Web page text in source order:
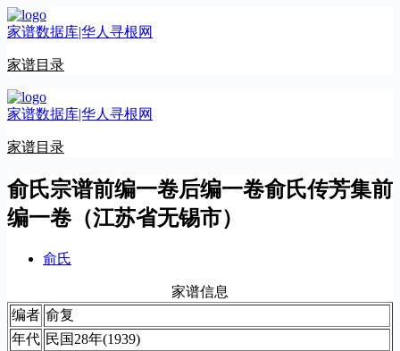
跳
至
容
家谱数据库|华人寻根网
家谱目录
家谱数据库|华人寻根网
家谱目录
俞氏宗谱前编一卷后编一卷俞氏传芳集前
编一卷（江苏省无锡市）
俞氏
家谱信息
编者 俞复
年代 民国28年(1939)